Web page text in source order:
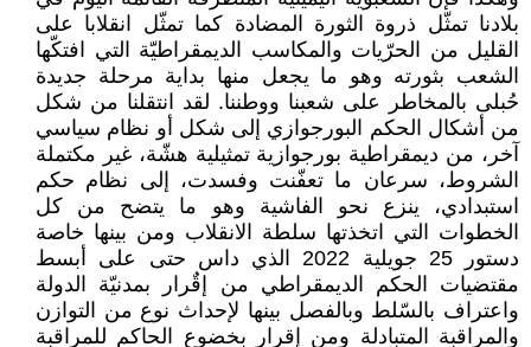
بلادنا تمثّل ذروة الثورة المضادة كما تمثّل انقلابا على
القليل من الحرّيات والمكاسب الديمقراطيّة التي افتكّها
الشعب بثورته وهو ما يجعل منها بداية مرحلة جديدة
حُبلى بالمخاطر على شعبنا ووطننا. لقد انتقلنا من شكل
من أشكال الحكم البورجوازي إلى شكل أو نظام سياسي
آخر، من ديمقراطية بورجوازية تمثيلية هشّة، غير مكتملة
الشروط، سرعان ما تعفّنت وفسدت، إلى نظام حكم
استبدادي، ينزع نحو الفاشية وهو ما يتضح من كل
الخطوات التي اتخذتها سلطة الانقلاب ومن بينها خاصة
دستور 25 جويلية 2022 الذي داس حتى على أبسط
مقتضيات الحكم الديمقراطي من إقٌرار بمدنيّة الدولة
واعتراف بالسّلط وبالفصل بينها لإحداث نوع من التوازن
والمراقبة المتبادلة ومن إقرار بخضوع الحاكم للمراقبة